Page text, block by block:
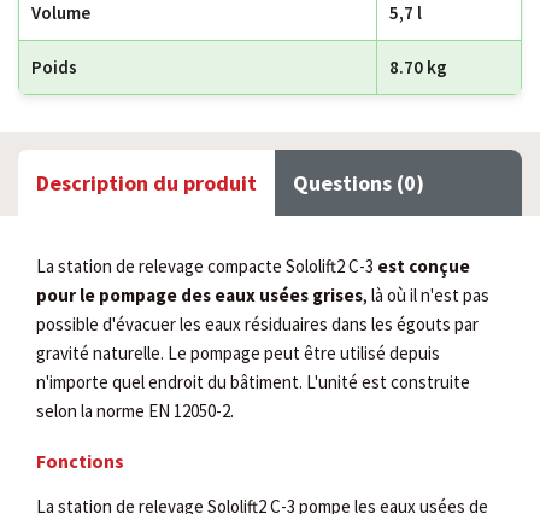
Volume 5,7 l
Poids 8.70 kg
Description du produit Questions (0)
La station de relevage compacte Sololift2 C-3 est conçue
pour le pompage des eaux usées grises, là où il n'est pas
possible d'évacuer les eaux résiduaires dans les égouts par
gravité naturelle. Le pompage peut être utilisé depuis
n'importe quel endroit du bâtiment. L'unité est construite
selon la norme EN 12050-2.
Fonctions
La station de relevage Sololift2 C-3 pompe les eaux usées de